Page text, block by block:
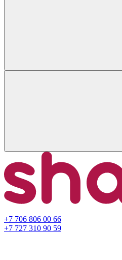
+7 706 806 00 66
+7 727 310 90 59